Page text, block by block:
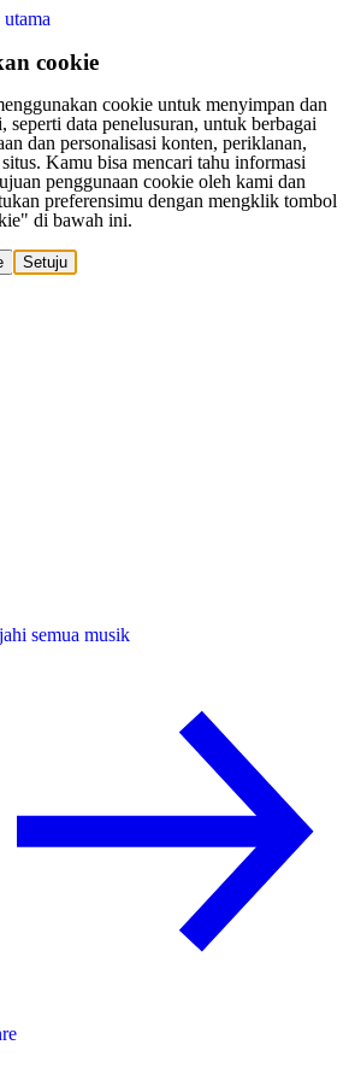
cookie
cookie untuk menyimpan dan
seperti data penelusuran, untuk berbagai
dan personalisasi konten, periklanan,
Kamu bisa mencari tahu informasi
penggunaan cookie oleh kami dan
preferensimu dengan mengklik tombol
di bawah ini.
Setuju
semua musik